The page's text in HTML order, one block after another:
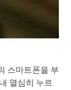
스마트폰을 부
열심히 누르